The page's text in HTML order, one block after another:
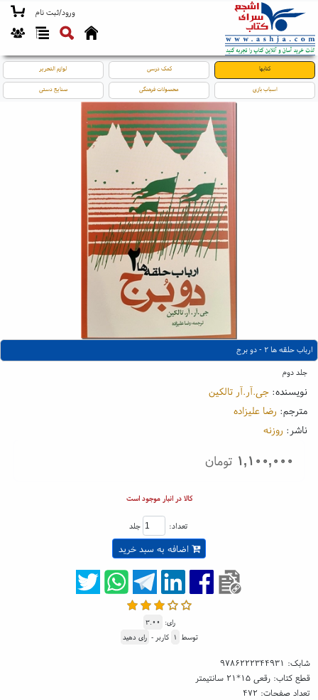
ورود/ثبت نام
کتابها کمک درسی لوازم التحریر
اسباب بازی محصولات فرهنگی صنایع دستی
ارباب حلقه ها ۲ - دو برج
جلد دوم
نویسنده: جی.آر.آر تالکین
مترجم: رضا علیزاده
ناشر: روزنه
۱,۱۰۰,۰۰۰ تومان
کالا در انبار موجود است
تعداد: جلد
اضافه به سبد خرید
رای: ۳.۰۰
توسط ۱ کاربر - رای دهید
شابک: ۹۷۸۶۲۲۲۳۴۴۹۳۱
قطع کتاب: رقعی ۱۵*۲۱ سانتیمتر
تعداد صفحات: ۴۷۲